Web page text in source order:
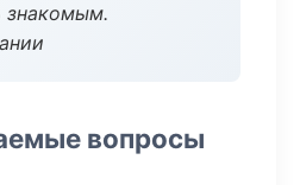
знакомым.
вопросы